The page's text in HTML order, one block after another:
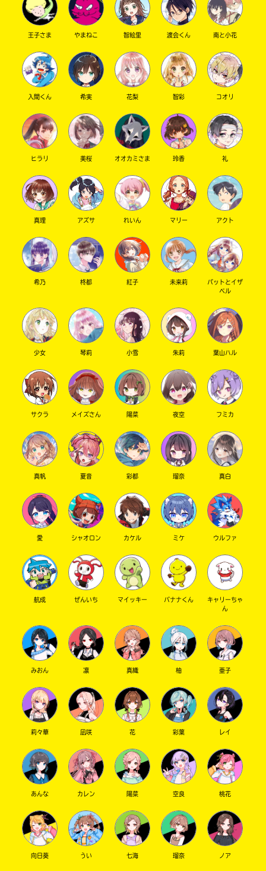
キーワードから探す
SNSでシェアする
王子さま やまねこ 智絵里 渡会くん 南と小花
入間くん 希実 花梨 智彩 コオリ
ヒラリ 美桜 オオカミさま 玲香 礼
真理 アズサ れいん マリー アクト
希乃 柊都 紅子 未来莉
パットとイザ
ベル
少女 琴莉 小雪 朱莉 葉山ハル
サクラ メイズさん 陽菜 夜空 フミカ
真帆 夏音 彩都 瑠奈 真白
愛 シャオロン カケル ミケ ウルファ
航成 ぜんいち マイッキー バナナくん
キャリーちゃ
ん
みおん 凛 真織 柚 亜子
莉々華 凪咲 花 彩葉 レイ
あんな カレン 陽菜 空良 桃花
向日葵 うい 七海 瑠奈 ノア
え
入
に
エ
が
あ
も
う
認
し
ね